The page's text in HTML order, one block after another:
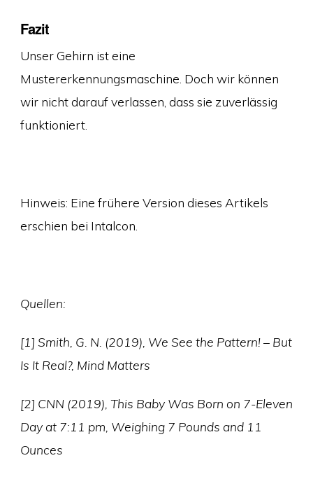
Fazit
Unser Gehirn ist eine
Mustererkennungsmaschine. Doch wir können
wir nicht darauf verlassen, dass sie zuverlässig
funktioniert.
Hinweis: Eine frühere Version dieses Artikels
erschien bei Intalcon.
Quellen:
[1] Smith, G. N. (2019), We See the Pattern! – But
Is It Real?, Mind Matters
[2] CNN (2019), This Baby Was Born on 7-Eleven
Day at 7:11 pm, Weighing 7 Pounds and 11
Ounces